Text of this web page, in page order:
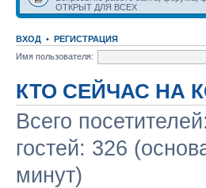
ОТКРЫТ ДЛЯ ВСЕХ
ВХОД • РЕГИСТРАЦИЯ
Имя пользователя:
КТО СЕЙЧАС НА
Всего посетителей:
гостей: 326
минут)